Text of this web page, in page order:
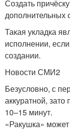
Создать
дополнительных
Такая укладка
исполнении,
создании.
Новости СМИ2
Безусловно, с
аккуратной,
10–15 минут.
«Ракушка»